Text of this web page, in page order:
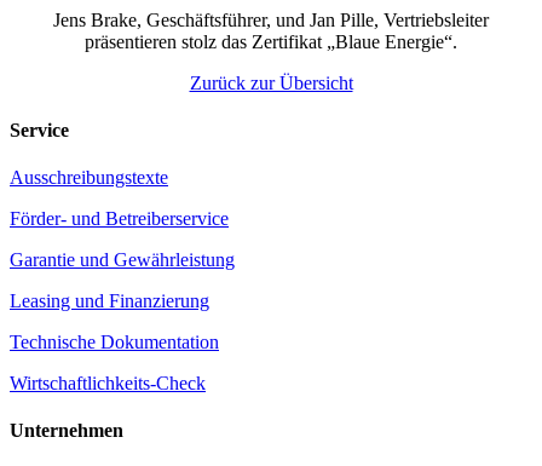
Jens Brake, Geschäftsführer, und Jan Pille, Vertriebsleiter
präsentieren stolz das Zertifikat „Blaue Energie“.
Zurück zur Übersicht
Service
Ausschreibungstexte
Förder- und Betreiberservice
Garantie und Gewährleistung
Leasing und Finanzierung
Technische Dokumentation
Wirtschaftlichkeits-Check
Unternehmen